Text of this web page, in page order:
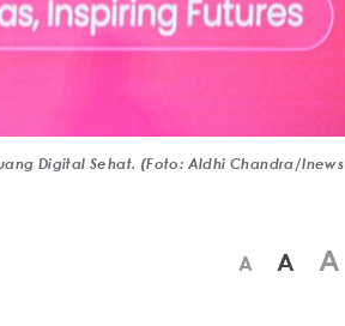
Digital Sehat. (Foto: Aldhi Chandra/Inews
A A A